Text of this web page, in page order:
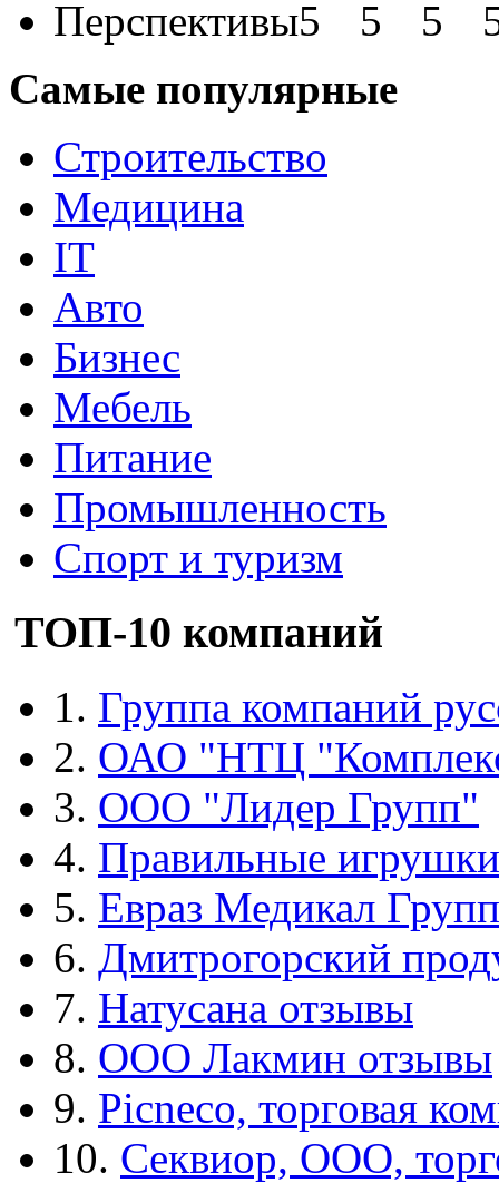
Перспективы
Самые популярные
Строительство
Медицина
IT
Авто
Бизнес
Мебель
Питание
Промышленность
Спорт и туризм
ТОП-10 компаний
1. Группа компаний
2. ОАО "НТЦ
3. ООО "Лидер Групп"
4. Правильные игрушки
5. Евраз Медикал Групп
6. Дмитрогорский
7. Натусана отзывы
8. ООО Лакмин отзывы
9. Picneco, торговая
10. Секвиор, ООО,